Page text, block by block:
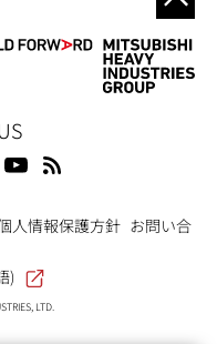
人情報保護方針 お問い合
)
LTD.